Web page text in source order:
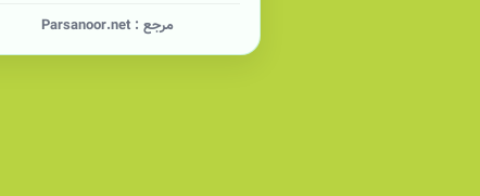
مرجع :Parsanoor.net